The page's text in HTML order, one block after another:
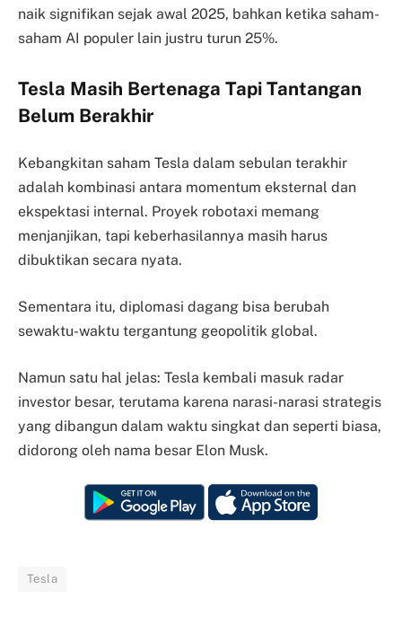
naik signifikan sejak awal 2025, bahkan ketika saham-
saham AI populer lain justru turun 25%.
Tesla Masih Bertenaga Tapi Tantangan
Belum Berakhir
Kebangkitan saham Tesla dalam sebulan terakhir
adalah kombinasi antara momentum eksternal dan
ekspektasi internal. Proyek robotaxi memang
menjanjikan, tapi keberhasilannya masih harus
dibuktikan secara nyata.
Sementara itu, diplomasi dagang bisa berubah
sewaktu-waktu tergantung geopolitik global.
Namun satu hal jelas: Tesla kembali masuk radar
investor besar, terutama karena narasi-narasi strategis
yang dibangun dalam waktu singkat dan seperti biasa,
didorong oleh nama besar Elon Musk.
Tesla